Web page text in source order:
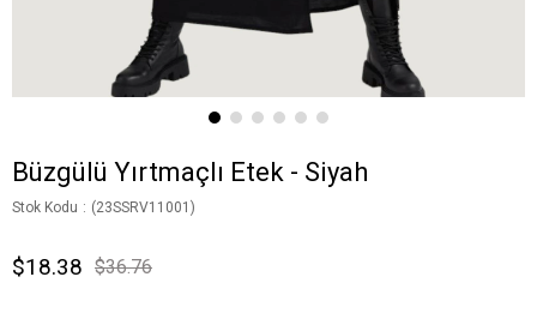
Büzgülü Yırtmaçlı Etek - Siyah
Stok Kodu (23SSRV11001)
$36.76
$18.38